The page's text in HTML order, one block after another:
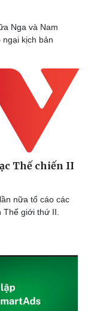
Nga và Nam
kịch bản
Thế chiến II
nữa tố cáo các
Thế giới thứ II.